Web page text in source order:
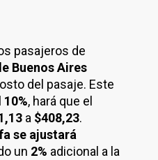
pasajeros de
Buenos Aires
del pasaje. Este
10%, hará que el
a $408,23.
se ajustará
un 2% adicional a la